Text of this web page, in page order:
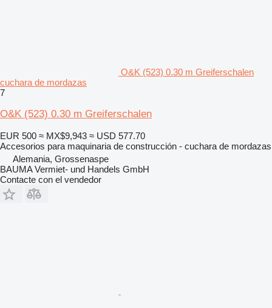
O&K (523) 0.30 m Greiferschalen
cuchara de mordazas
7
O&K (523) 0.30 m Greiferschalen
EUR 500 ≈ MX$9,943 ≈ USD 577.70
Accesorios para maquinaria de construcción - cuchara de mordazas
Alemania, Grossenaspe
BAUMA Vermiet- und Handels GmbH
Contacte con el vendedor